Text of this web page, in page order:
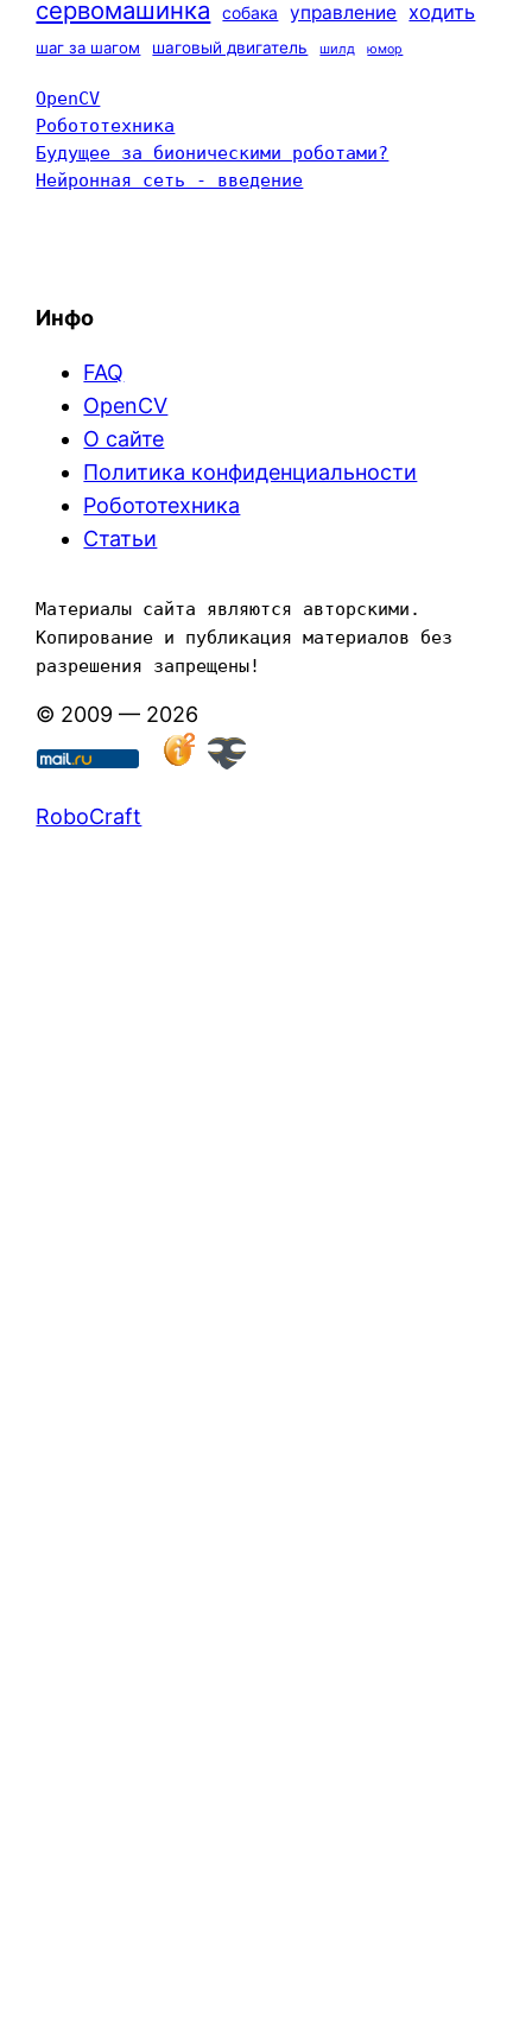
сервомашинка собака управление ходить
шаг за шагом шаговый двигатель шилд юмор
OpenCV
Робототехника
Будущее за бионическими роботами?
Нейронная сеть - введение
Инфо
FAQ
OpenCV
О сайте
Политика конфиденциальности
Робототехника
Статьи
Материалы сайта являются авторскими.
Копирование и публикация материалов без
разрешения запрещены!
© 2009 — 2026
RoboCraft